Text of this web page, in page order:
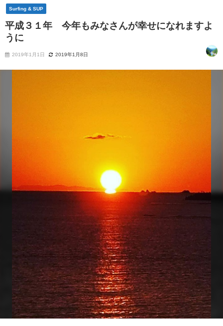
Surfing & SUP
平成３１年 今年もみなさんが幸せになれますよ
うに
2019年1月1日 2019年1月8日